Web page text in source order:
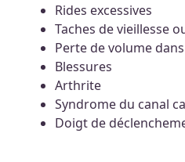
Rides excessives
Taches de vieillesse
Perte de volume
Blessures
Arthrite
Syndrome du canal
Doigt de